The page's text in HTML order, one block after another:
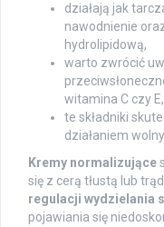
działają jak
nawodnienie
hydrolipidową,
warto zwrócić
witamina C czy E,
te składniki
działaniem
Kremy normalizujące
się z cerą tłustą lub
regulacji wydzielania
pojawiania się